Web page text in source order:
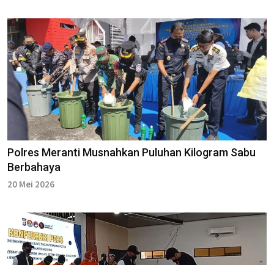
Polres Meranti Musnahkan Puluhan Kilogram Sabu
Berbahaya
20 Mei 2026